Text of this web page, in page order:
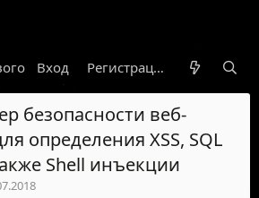
Гарант Новости
Вход Регистрация
безопасности веб-
определения XSS, SQL
Shell инъекции